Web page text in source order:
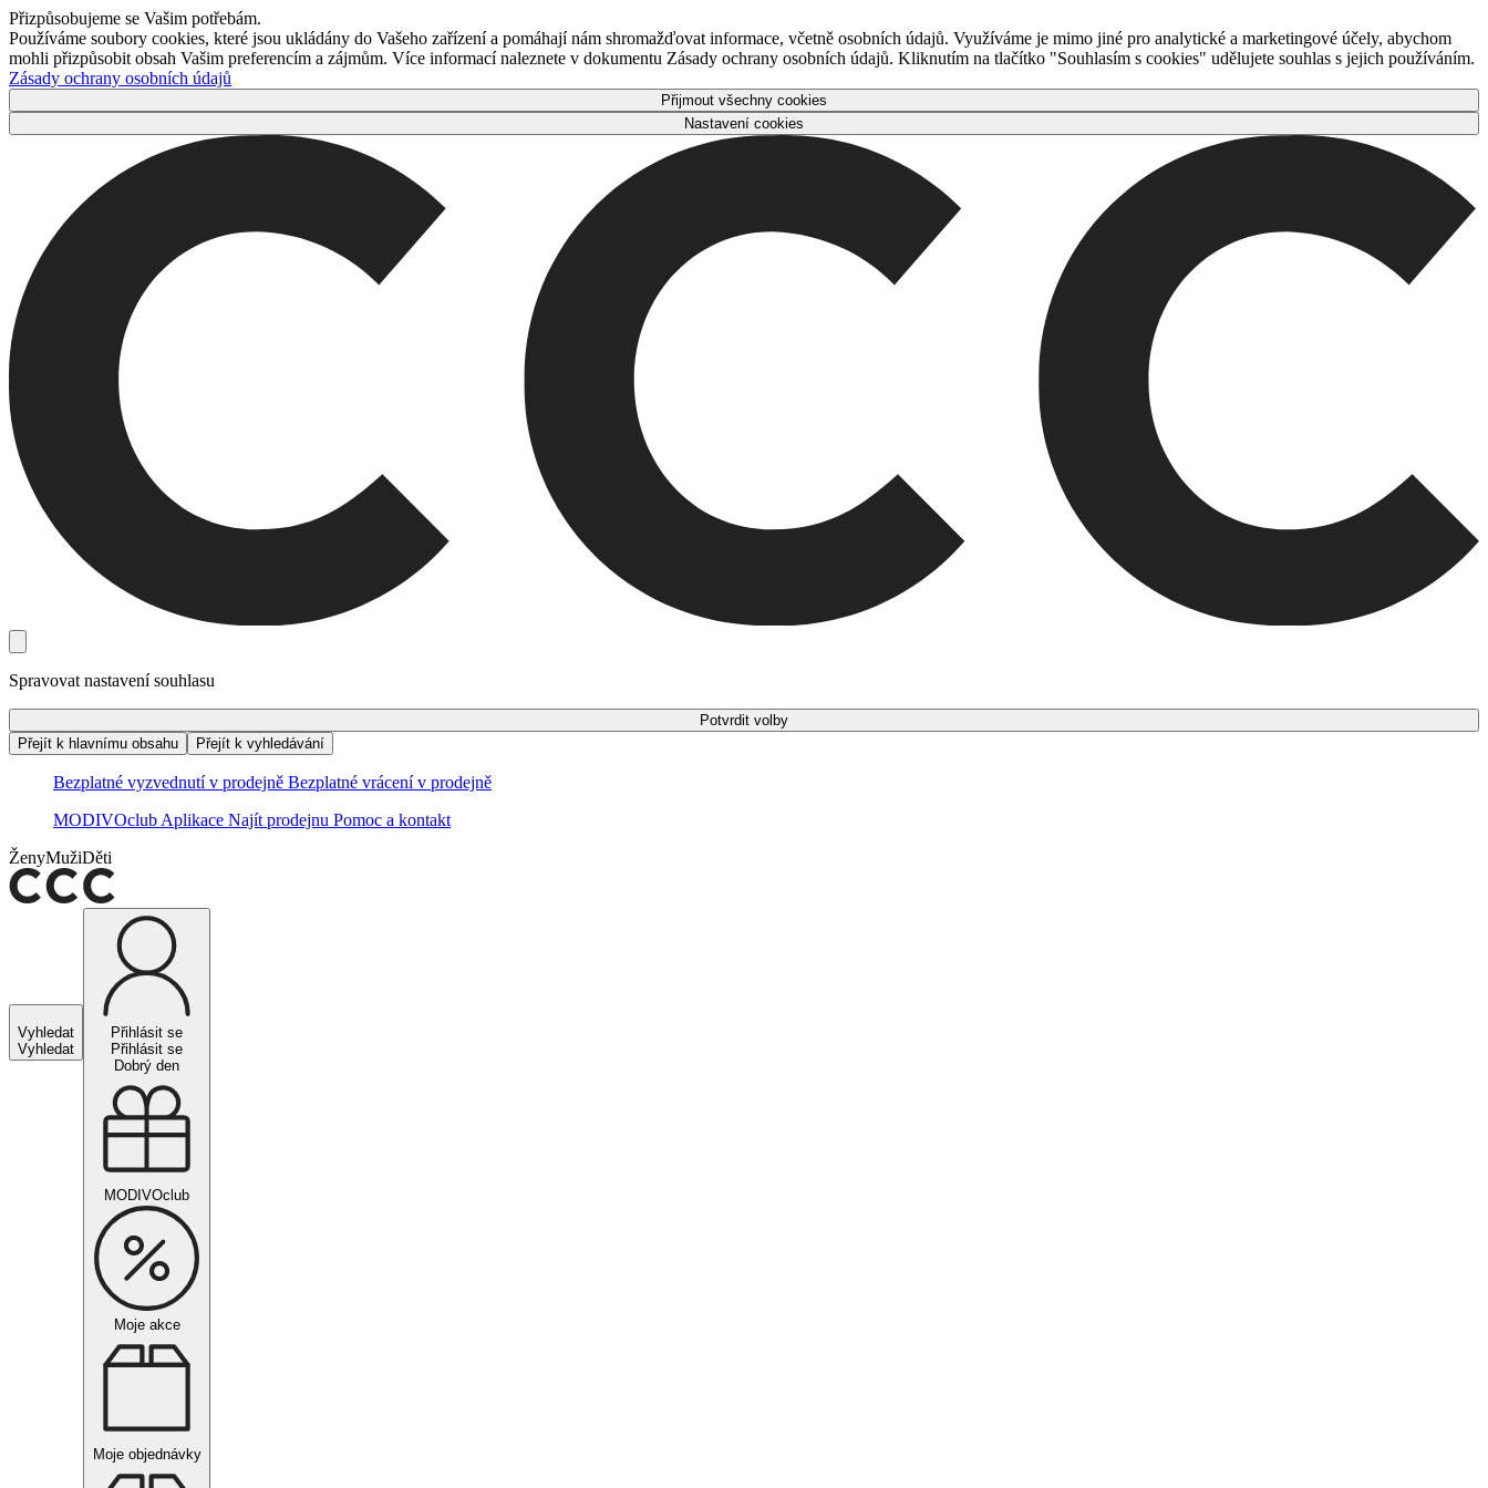
Přizpůsobujeme se Vašim potřebám.
Používáme soubory cookies, které jsou ukládány do Vašeho zařízení a pomáhají nám shromažďovat informace, včetně osobních údajů. Využíváme je mimo jiné pro analytické a marketingové účely, abychom
mohli přizpůsobit obsah Vašim preferencím a zájmům. Více informací naleznete v dokumentu Zásady ochrany osobních údajů. Kliknutím na tlačítko "Souhlasím s cookies" udělujete souhlas s jejich používáním.
Zásady ochrany osobních údajů
Přijmout všechny cookies
Nastavení cookies
Spravovat nastavení souhlasu
Potvrdit volby
Přejít k hlavnímu obsahu
Přejít k vyhledávání
Bezplatné vyzvednutí v prodejně Bezplatné vrácení v prodejně
MODIVOclub Aplikace Najít prodejnu Pomoc a kontakt
ŽenyMužiDěti
Vyhledat
Vyhledat
Přihlásit se
Přihlásit se
Dobrý den
MODIVOclub
Moje akce
Moje objednávky